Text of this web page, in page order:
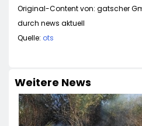
Original-Content von: gatscher
durch news aktuell
Quelle: ots
Weitere News